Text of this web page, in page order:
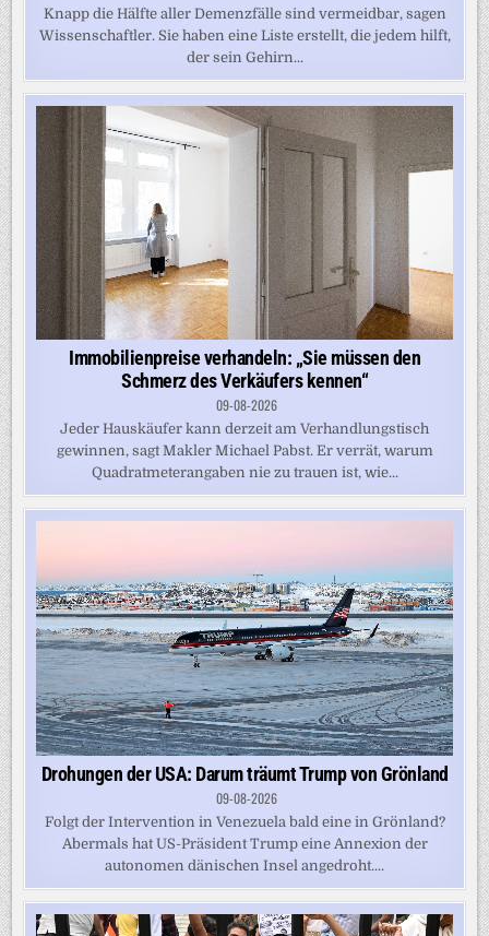
Knapp die Hälfte aller Demenzfälle sind vermeidbar, sagen
Wissenschaftler. Sie haben eine Liste erstellt, die jedem hilft,
der sein Gehirn...
Immobilienpreise verhandeln: „Sie müssen den
Schmerz des Verkäufers kennen“
09-08-2026
Jeder Hauskäufer kann derzeit am Verhandlungstisch
gewinnen, sagt Makler Michael Pabst. Er verrät, warum
Quadratmeterangaben nie zu trauen ist, wie...
Drohungen der USA: Darum träumt Trump von Grönland
09-08-2026
Folgt der Intervention in Venezuela bald eine in Grönland?
Abermals hat US-Präsident Trump eine Annexion der
autonomen dänischen Insel angedroht....